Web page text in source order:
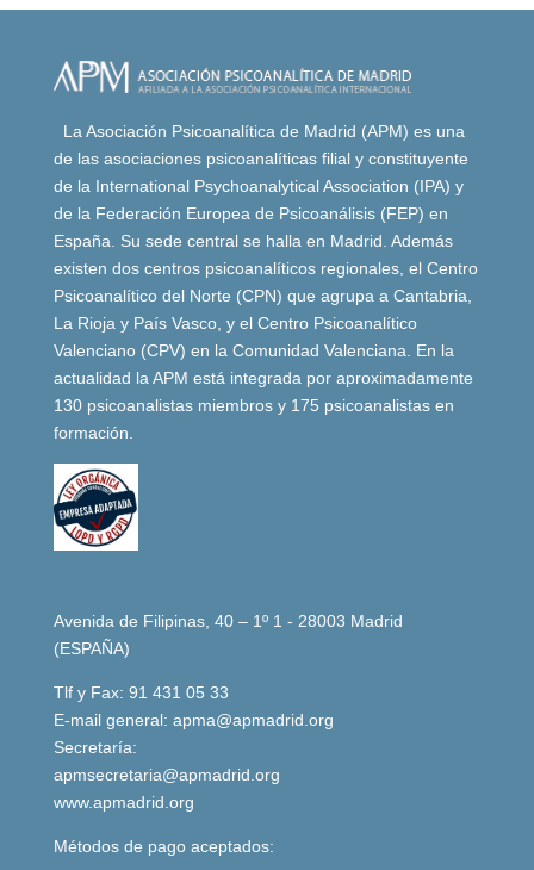
La Asociación Psicoanalítica de Madrid (APM) es una
de las asociaciones psicoanalíticas filial y constituyente
de la International Psychoanalytical Association (IPA) y
de la Federación Europea de Psicoanálisis (FEP) en
España. Su sede central se halla en Madrid. Además
existen dos centros psicoanalíticos regionales, el Centro
Psicoanalítico del Norte (CPN) que agrupa a Cantabria,
La Rioja y País Vasco, y el Centro Psicoanalítico
Valenciano (CPV) en la Comunidad Valenciana. En la
actualidad la APM está integrada por aproximadamente
130 psicoanalistas miembros y 175 psicoanalistas en
formación.
Avenida de Filipinas, 40 – 1º 1 - 28003 Madrid
(ESPAÑA)
Tlf y Fax: 91 431 05 33
E-mail general: apma@apmadrid.org
Secretaría:
apmsecretaria@apmadrid.org
www.apmadrid.org
Métodos de pago aceptados: